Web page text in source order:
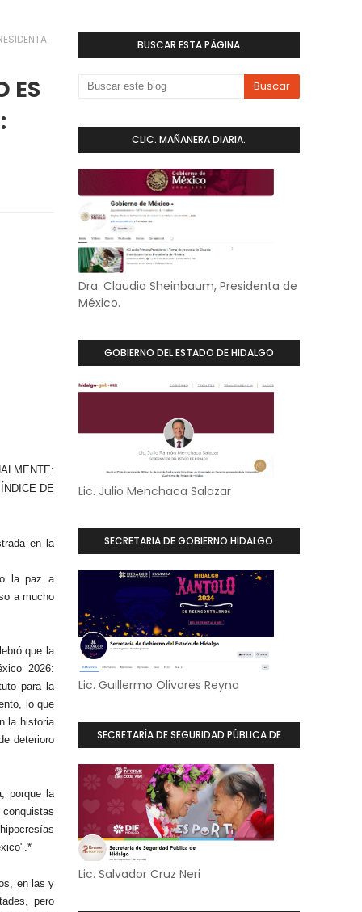
ES
DE
en la
la paz a
a mucho
que la
2026:
para la
lo que
la historia
deterioro
porque la
en las y
pero
BUSCAR ESTA PÁGINA
CLIC. MAÑANERA DIARIA.
Dra. Claudia Sheinbaum, Presidenta de
México.
GOBIERNO DEL ESTADO DE HIDALGO
Lic. Julio Menchaca Salazar
SECRETARIA DE GOBIERNO HIDALGO
Lic. Guillermo Olivares Reyna
SECRETARÍA DE SEGURIDAD PÚBLICA DE
Lic. Salvador Cruz Neri